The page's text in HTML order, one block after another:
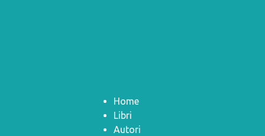
Home
Libri
Autori